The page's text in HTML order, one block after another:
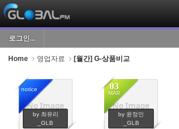
로그인...
Home 영업자료 [월간] G-상품비교
No Image
notice
by 최유리
_GLB
995 No Image
03
MAR
by 윤정인
_GLB
819
Sketchbook5, 스케치